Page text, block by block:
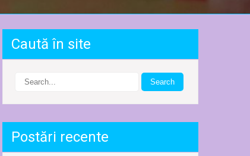
Caută în site
Postări recente